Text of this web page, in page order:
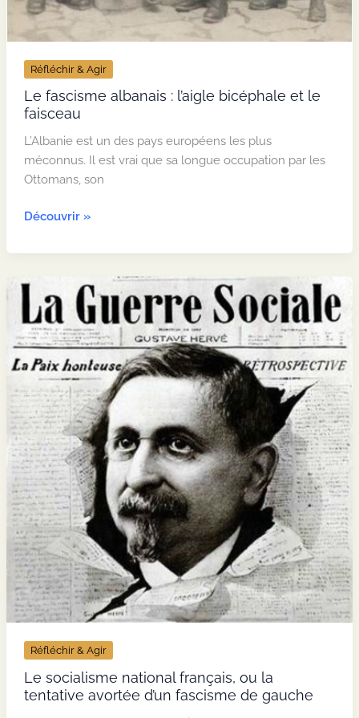
Réfléchir & Agir
Le fascisme albanais : l’aigle bicéphale et le
faisceau
L’Albanie est un des pays européens les plus
méconnus. Il est vrai que sa longue occupation par les
Ottomans, son
Le
albanais
l’aigle
bicéphale
et
le
faisceau
Découvrir »
Réfléchir & Agir
Le socialisme national français, ou la
tentative avortée d’un fascisme de gauche